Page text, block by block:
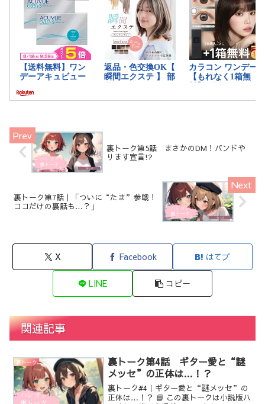
裏トーク第5話 まさかのDM！バンドや
ります宣言!?
裏トーク第7話｜「ついに“たま”参戦！
ココだけの裏話も…？」
X Facebook はてブ
LINE コピー
関連記事
裏トーク
裏トーク第4話 ギター愛と“謎
メッセ”の正体は…！？
裏トーク#4｜ギター愛と“謎メッセ”の
正体は…！？ 📘 この裏トークは小説版ハ